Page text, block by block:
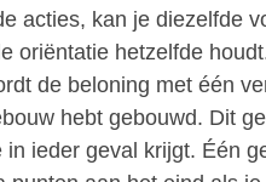
acties, kan je diezelfde
oriëntatie hetzelfde
de beloning met één
hebt gebouwd. Dit
ieder geval krijgt. Één